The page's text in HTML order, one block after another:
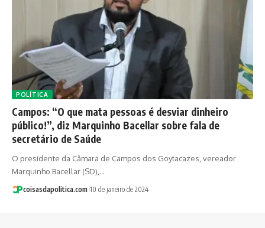
POLÍTICA
Campos: “O que mata pessoas é desviar dinheiro
público!”, diz Marquinho Bacellar sobre fala de
secretário de Saúde
O presidente da Câmara de Campos dos Goytacazes, vereador
Marquinho Bacellar (SD),…
coisasdapolitica.com 10 de janeiro de 2024